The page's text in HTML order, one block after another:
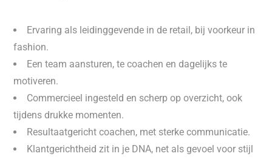
Ervaring als leidinggevende in de retail, bij voorkeur in
fashion.
Een team aansturen, te coachen en dagelijks te
motiveren.
Commercieel ingesteld en scherp op overzicht, ook
tijdens drukke momenten.
Resultaatgericht coachen, met sterke communicatie.
Klantgerichtheid zit in je DNA, net als gevoel voor stijl